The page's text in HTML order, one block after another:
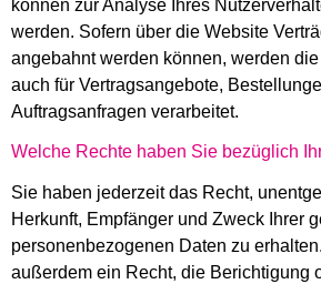
können zur Analyse Ihres
werden. Sofern über die Website
angebahnt werden können, werden
auch für Vertragsangebote,
Auftragsanfragen verarbeitet.
Welche Rechte haben Sie bezüglich
Sie haben jederzeit das Recht,
Herkunft, Empfänger und Zweck Ihrer
personenbezogenen Daten zu
außerdem ein Recht, die Berichtigung